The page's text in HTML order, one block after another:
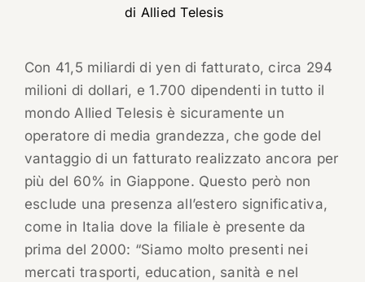
di Allied Telesis
Con 41,5 miliardi di yen di fatturato, circa 294
milioni di dollari, e 1.700 dipendenti in tutto il
mondo Allied Telesis è sicuramente un
operatore di media grandezza, che gode del
vantaggio di un fatturato realizzato ancora per
più del 60% in Giappone. Questo però non
esclude una presenza all’estero significativa,
come in Italia dove la filiale è presente da
prima del 2000: “Siamo molto presenti nei
mercati trasporti, education, sanità e nel